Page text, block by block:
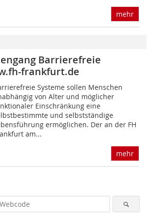
mehr
Barrierefreie
frankfurt.de
Systeme sollen Menschen
von Alter und möglicher
Einschränkung eine
und selbstständige
ermöglichen. Der an der FH
am...
mehr